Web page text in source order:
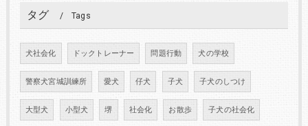
タグ Tags
犬社会化 ドックトレーナー 問題行動 犬の学校
警察犬宮城訓練所 愛犬 仔犬 子犬 子犬のしつけ
大型犬 小型犬 堺 社会化 お散歩 子犬の社会化